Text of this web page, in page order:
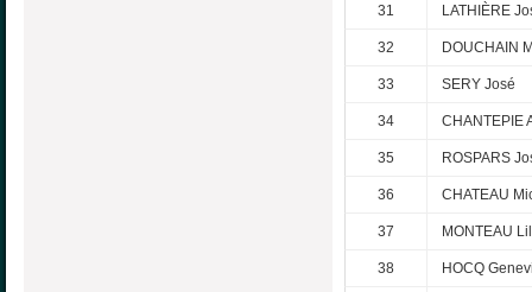
31 LATHIÈRE
32 DOUCHAIN
33 SERY José
34 CHANTEPIE
35 ROSPARS
36 CHATEAU
37 MONTEAU
38 HOCQ